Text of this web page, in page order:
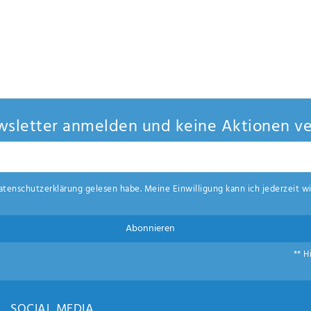
anmelden und keine Aktionen
gelesen habe. Meine Einwilligung kann ich jederzeit
Abonnieren
**